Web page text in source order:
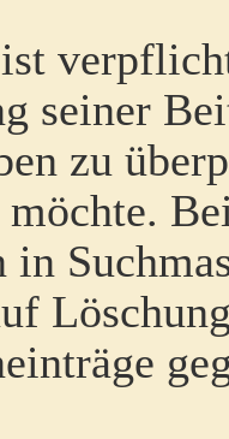
seiner
zu
in